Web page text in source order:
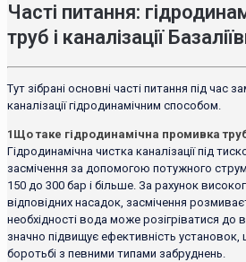
Часті питання:
труб і каналізації
Тут зібрані основні часті питання під час
каналізації гідродинамічним способом.
1 Що таке гідродинамічна промивка
Гідродинамічна чистка каналізації під
засмічення за допомогою потужного
150 до 300 бар і більше. За рахунок
відповідних насадок, засмічення
необхідності вода може розігріватися до
значно підвищує ефективність
боротьбі з певними типами забруднень.